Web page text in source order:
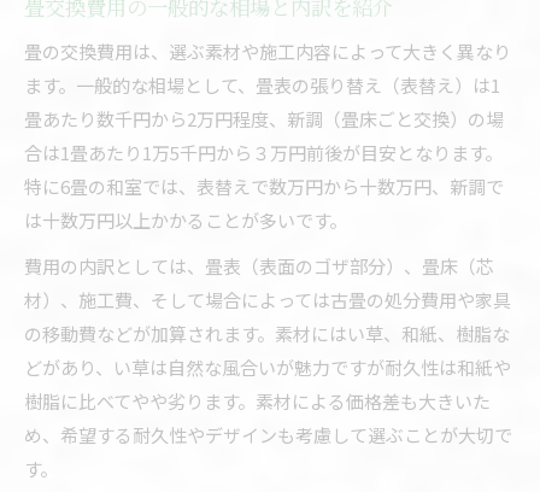
畳交換費用の一般的な相場と内訳を紹介
畳の交換費用は、選ぶ素材や施工内容によって大きく異なり
ます。一般的な相場として、畳表の張り替え（表替え）は1
畳あたり数千円から2万円程度、新調（畳床ごと交換）の場
合は1畳あたり1万5千円から３万円前後が目安となります。
特に6畳の和室では、表替えで数万円から十数万円、新調で
は十数万円以上かかることが多いです。
費用の内訳としては、畳表（表面のゴザ部分）、畳床（芯
材）、施工費、そして場合によっては古畳の処分費用や家具
の移動費などが加算されます。素材にはい草、和紙、樹脂な
どがあり、い草は自然な風合いが魅力ですが耐久性は和紙や
樹脂に比べてやや劣ります。素材による価格差も大きいた
め、希望する耐久性やデザインも考慮して選ぶことが大切で
す。